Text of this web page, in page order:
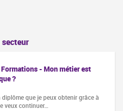
secteur
- Mon métier est
?
que je peux obtenir grâce à
veux continuer…